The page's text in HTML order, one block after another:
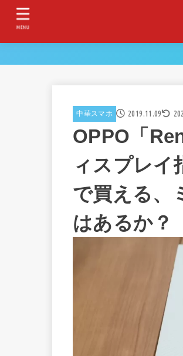
MENU
中華スマホ 2019.11.09
OPPO「
ィスプレイ
で買える、
はあるか？